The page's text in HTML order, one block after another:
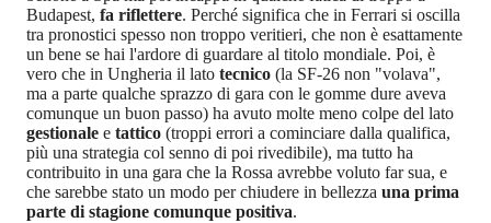
Budapest, fa riflettere. Perché significa che in Ferrari si oscilla
tra pronostici spesso non troppo veritieri, che non è esattamente
un bene se hai l'ardore di guardare al titolo mondiale. Poi, è
vero che in Ungheria il lato tecnico (la SF-26 non "volava",
ma a parte qualche sprazzo di gara con le gomme dure aveva
comunque un buon passo) ha avuto molte meno colpe del lato
gestionale e tattico (troppi errori a cominciare dalla qualifica,
più una strategia col senno di poi rivedibile), ma tutto ha
contribuito in una gara che la Rossa avrebbe voluto far sua, e
che sarebbe stato un modo per chiudere in bellezza una prima
parte di stagione comunque positiva.